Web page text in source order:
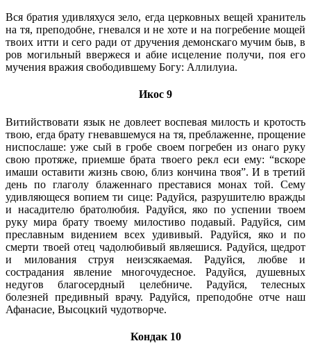
Вся братия удивляхуся зело, егда церковных вещей хранитель
на тя, преподобне, гневался и не хоте и на погребение мощей
твоих итти и сего ради от дручения демонскаго мучим быв, в
ров могильный ввержеся и абие исцеление получи, поя его
мучения вражия свободившему Богу: Аллилуиа.
Икос 9
Витийствовати язык не довлеет воспевая милость и кротость
твою, егда брату гневавшемуся на тя, преблаженне, прощение
ниспослаше: уже сый в гробе своем погребен из онаго руку
свою протяже, приемше брата твоего рекл еси ему: “вскоре
имаши оставити жизнь свою, близ кончина твоя”. И в третий
день по глаголу блаженнаго преставися монах той. Сему
удивляющеся вопием ти сице: Радуйся, разрушителю вражды
и насадителю братолюбия. Радуйся, яко по успении твоем
руку мира брату твоему милостиво подавый. Радуйся, сим
преславным видением всех удививый. Радуйся, яко и по
смерти твоей отец чадолюбивый являешися. Радуйся, щедрот
и милования струя неизсякаемая. Радуйся, любве и
сострадания явление многочудесное. Радуйся, душевных
недугов благосердный целебниче. Радуйся, телесных
болезней предивный врачу. Радуйся, преподобне отче наш
Афанасие, Высоцкий чудотворче.
Кондак 10